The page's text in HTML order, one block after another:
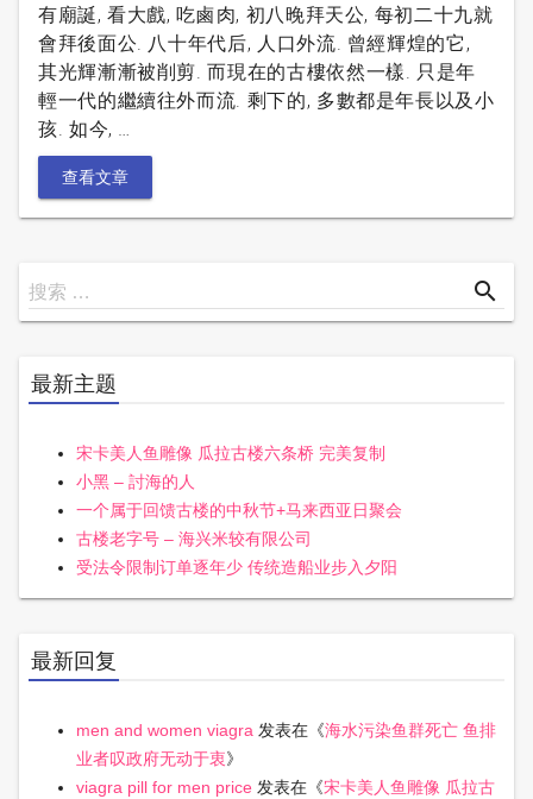
有廟誕, 看大戲, 吃鹵肉, 初八晚拜天公, 每初二十九就
會拜後面公. 八十年代后, 人口外流. 曾經輝煌的它,
其光輝漸漸被削剪. 而現在的古樓依然一樣. 只是年
輕一代的繼續往外而流. 剩下的, 多數都是年長以及小
孩. 如今, …
查看文章
搜
索
搜索 … search
最新主题
宋卡美人鱼雕像 瓜拉古楼六条桥 完美复制
小黑 – 討海的人
一个属于回馈古楼的中秋节+马来西亚日聚会
古楼老字号 – 海兴米较有限公司
受法令限制订单逐年少 传统造船业步入夕阳
最新回复
men and women viagra 发表在《海水污染鱼群死亡 鱼排
业者叹政府无动于衷》
viagra pill for men price 发表在《宋卡美人鱼雕像 瓜拉古